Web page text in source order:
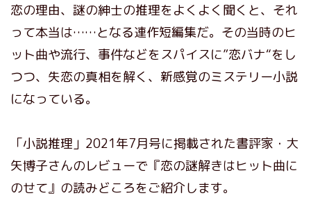
恋の理由、謎の紳士の推理をよくよく聞くと、それ
って本当は……となる連作短編集だ。その当時のヒ
ット曲や流行、事件などをスパイスに”恋バナ“をし
つつ、失恋の真相を解く、新感覚のミステリー小説
になっている。
「小説推理」2021年7月号に掲載された書評家・大
矢博子さんのレビューで『恋の謎解きはヒット曲に
のせて』の読みどころをご紹介します。